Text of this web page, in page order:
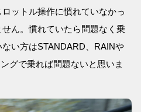
ットル操作に慣れていなかっ
ん。慣れていたら問題なく乗
い方はSTANDARD、RAINや
グで乗れば問題ないと思いま